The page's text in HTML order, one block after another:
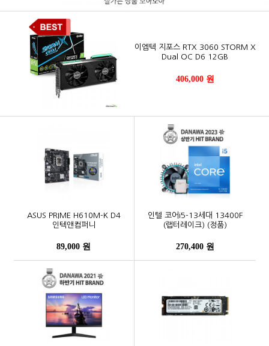
이엠텍 지포스 RTX 3060 STORM X
Dual OC D6 12GB
406,000 원
ASUS PRIME H610M-K D4
인텍앤컴퍼니
89,000 원
인텔 코어i5-13세대 13400F
(랩터레이크) (정품)
270,400 원